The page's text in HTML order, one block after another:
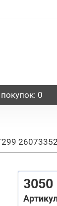
покупок: 0
3050